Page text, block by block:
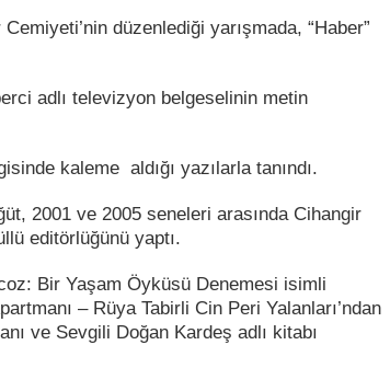
düzenlediği yarışmada, “Haber”
adlı televizyon belgeselinin metin
kaleme aldığı yazılarla tanındı.
2001 ve 2005 seneleri arasında Cihangir
editörlüğünü yaptı.
Bir Yaşam Öyküsü Denemesi isimli
– Rüya Tabirli Cin Peri Yalanları’ndan
ve Sevgili Doğan Kardeş adlı kitabı